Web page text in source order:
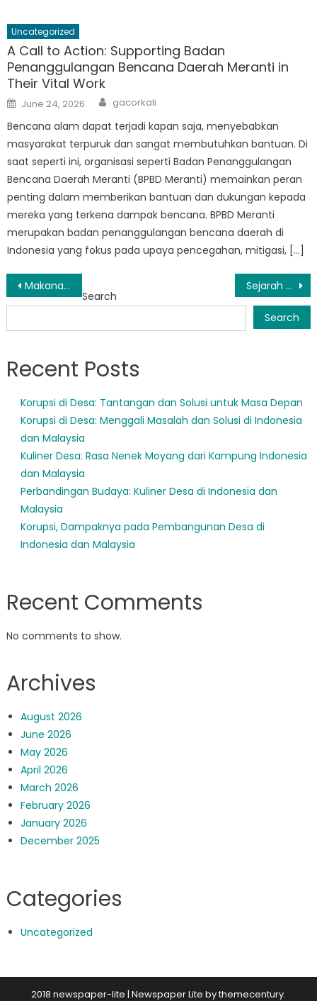
Uncategorized
A Call to Action: Supporting Badan
Penanggulangan Bencana Daerah Meranti in
Their Vital Work
Posted
on
June 24, 2026 Author
gacorkali
Bencana alam dapat terjadi kapan saja, menyebabkan
masyarakat terpuruk dan sangat membutuhkan bantuan. Di
saat seperti ini, organisasi seperti Badan Penanggulangan
Bencana Daerah Meranti (BPBD Meranti) memainkan peran
penting dalam memberikan bantuan dan dukungan kepada
mereka yang terkena dampak bencana. BPBD Meranti
merupakan badan penanggulangan bencana daerah di
Indonesia yang fokus pada upaya pencegahan, mitigasi, […]
Post
navigation
Makanan dan Olahraga: Rahasia Kesehatan Masyarakat dalam Sebuah Kampung Sejarah Makanan Indonesia dalam Konteks Sepak Bola dan Kesehatan
Search
Search
Recent Posts
Korupsi di Desa: Tantangan dan Solusi untuk Masa Depan
Korupsi di Desa: Menggali Masalah dan Solusi di Indonesia
dan Malaysia
Kuliner Desa: Rasa Nenek Moyang dari Kampung Indonesia
dan Malaysia
Perbandingan Budaya: Kuliner Desa di Indonesia dan
Malaysia
Korupsi, Dampaknya pada Pembangunan Desa di
Indonesia dan Malaysia
Recent Comments
No comments to show.
Archives
August 2026
June 2026
May 2026
April 2026
March 2026
February 2026
January 2026
December 2025
Categories
Uncategorized
2018 newspaper-lite | Newspaper Lite bythemecentury.